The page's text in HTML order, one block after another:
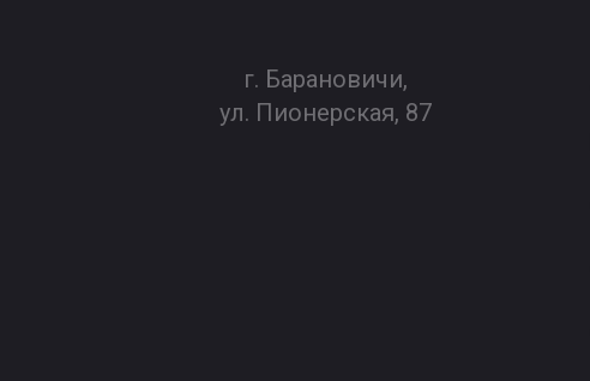
г. Барановичи,
ул. Пионерская, 87